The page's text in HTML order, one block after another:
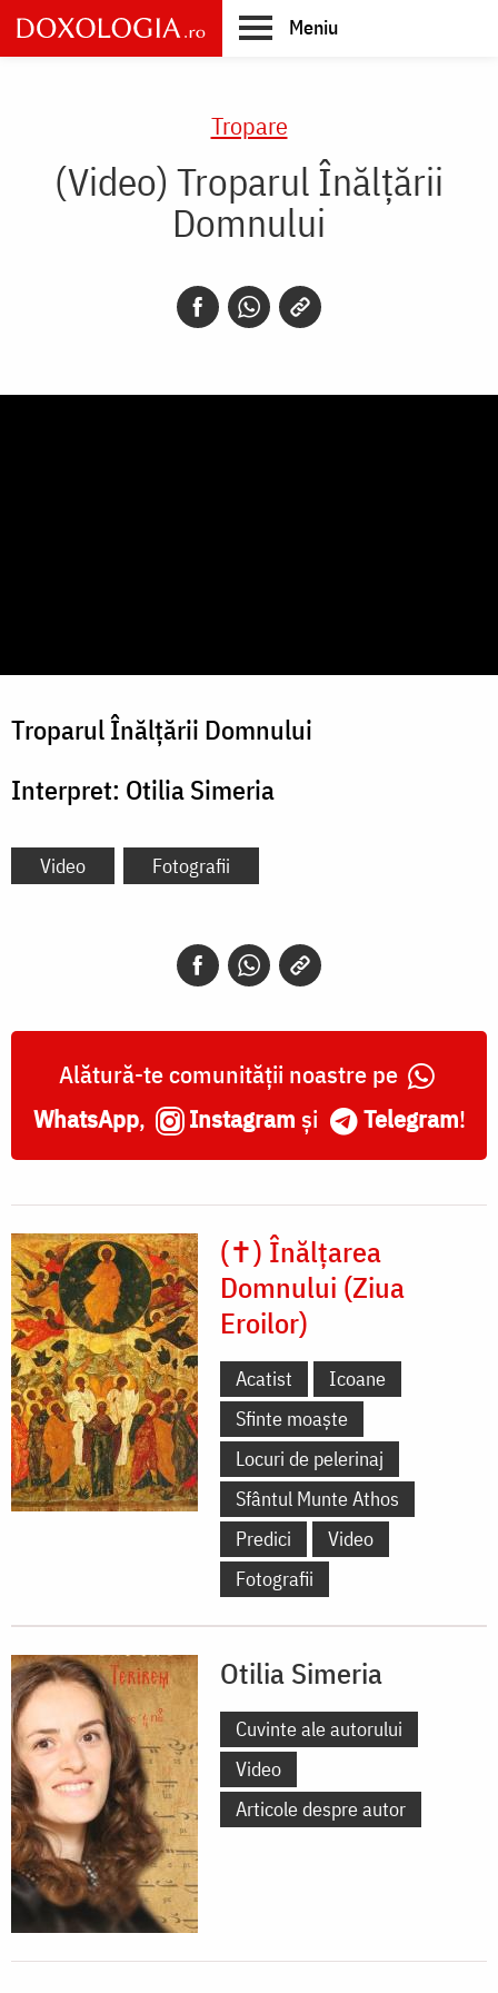
Skip
to
main
Meniu
Tropare
(Video) Troparul Înălțării
Domnului
Troparul Înălțării Domnului
Interpret: Otilia Simeria
Video Fotografii
Alătură-te comunității noastre pe
WhatsApp, Instagram și Telegram!
(✝) Înălțarea
Domnului (Ziua
Eroilor)
Acatist
Icoane
Sfinte moaște
Locuri de pelerinaj
Sfântul Munte Athos
Predici
Video
Fotografii
Otilia Simeria
Cuvinte ale autorului
Video
Articole despre autor